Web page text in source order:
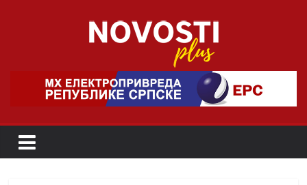
Novosti
Plus
o